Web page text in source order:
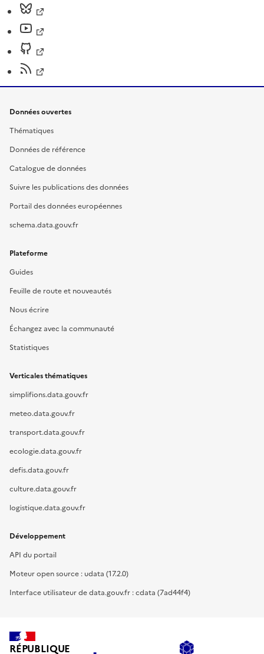
Données ouvertes
Thématiques
Données de référence
Catalogue de données
Suivre les publications des données
Portail des données européennes
schema.data.gouv.fr
Plateforme
Guides
Feuille de route et nouveautés
Nous écrire
Échangez avec la communauté
Statistiques
Verticales thématiques
simplifions.data.gouv.fr
meteo.data.gouv.fr
transport.data.gouv.fr
ecologie.data.gouv.fr
defis.data.gouv.fr
culture.data.gouv.fr
logistique.data.gouv.fr
Développement
API du portail
Moteur open source : udata (17.2.0)
Interface utilisateur de data.gouv.fr : cdata (7ad44f4)
RÉPUBLIQUE